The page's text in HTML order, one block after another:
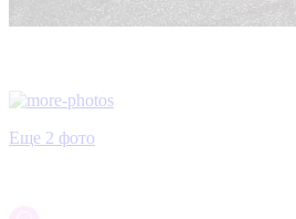
Еще 2 фото